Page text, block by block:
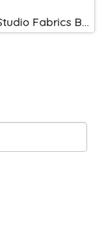
Maywood Studio Fabrics Beautiful Basics Cream